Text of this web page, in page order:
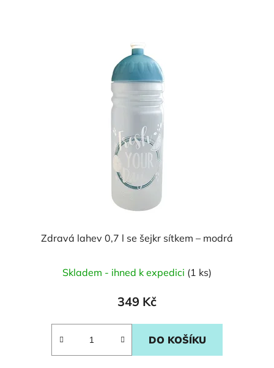
Zdravá lahev 0,7 l se šejkr sítkem – modrá
Skladem - ihned k expedici (1 ks)
349 Kč
DO KOŠÍKU